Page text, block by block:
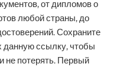
от дипломов о
любой страны, до
Сохраните
данную ссылку, чтобы
не потерять. Первый